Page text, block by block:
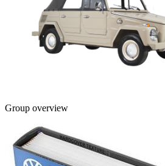
Group overview